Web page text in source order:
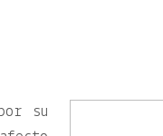
su